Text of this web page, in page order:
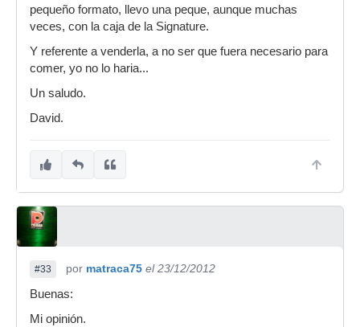
pequeño formato, llevo una peque, aunque muchas
veces, con la caja de la Signature.
Y referente a venderla, a no ser que fuera necesario para
comer, yo no lo haria...
Un saludo.
David.
#33 por matraca75 el 23/12/2012
Buenas:
Mi opinión.